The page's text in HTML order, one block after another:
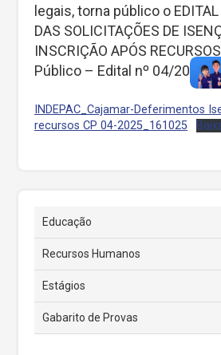
legais, torna público o EDITAL
DAS SOLICITAÇÕES DE
INSCRIÇÃO APÓS
Público – Edital nº 04/2025.”
INDEPAC_Cajamar-Deferimentos
recursos CP 04-2025_161025
Educação
Recursos Humanos
Estágios
Gabarito de Provas